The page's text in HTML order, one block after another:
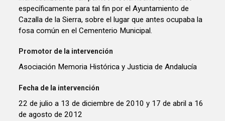
específicamente para tal fin por el Ayuntamiento de
Cazalla de la Sierra, sobre el lugar que antes ocupaba la
fosa común en el Cementerio Municipal.
Promotor de la intervención
Asociación Memoria Histórica y Justicia de Andalucía
Fecha de la intervención
22 de julio a 13 de diciembre de 2010 y 17 de abril a 16
de agosto de 2012